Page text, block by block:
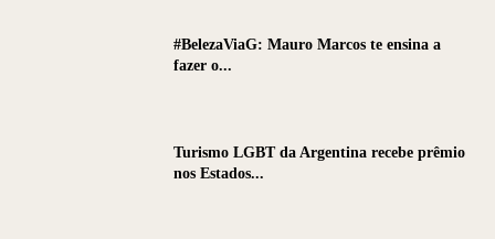
#BelezaViaG: Mauro Marcos te ensina a
fazer o...
Turismo LGBT da Argentina recebe prêmio
nos Estados...